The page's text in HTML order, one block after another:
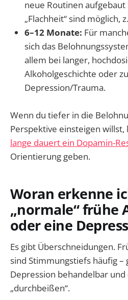
neue Routinen aufgebaut
„Flachheit“ sind möglich,
6–12 Monate: Für
sich das
allem bei langer,
Alkoholgeschichte oder
Depression/Trauma.
Wenn du tiefer in die
Perspektive einsteigen willst,
lange dauert ein Dopamin-
Orientierung geben.
Woran erkenne
„normale“ frühe
oder eine
Es gibt Überschneidungen.
sind Stimmungstiefs häufig –
Depression behandelbar
„durchbeißen“.